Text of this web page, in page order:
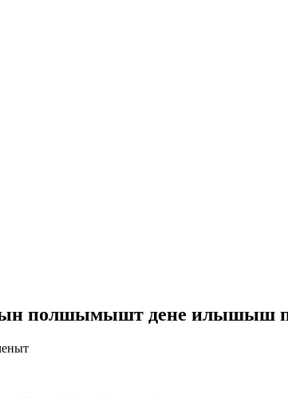
полшымышт дене илышыш